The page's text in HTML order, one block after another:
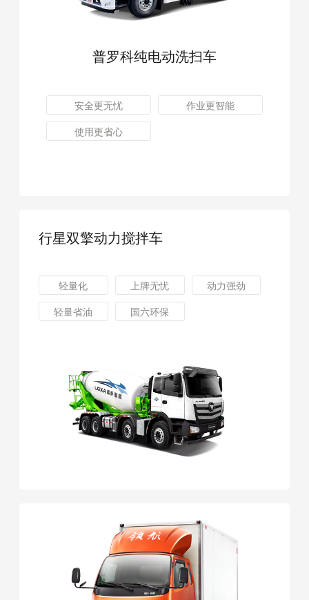
普罗科纯电动洗扫车
安全更无忧 作业更智能
使用更省心
行星双擎动力搅拌车
轻量化 上牌无忧 动力强劲
轻量省油 国六环保